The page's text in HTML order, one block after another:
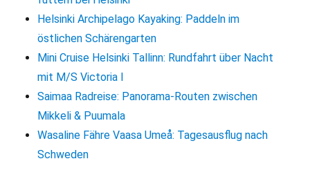
Helsinki Archipelago Kayaking: Paddeln im
östlichen Schärengarten
Mini Cruise Helsinki Tallinn: Rundfahrt über Nacht
mit M/S Victoria I
Saimaa Radreise: Panorama-Routen zwischen
Mikkeli & Puumala
Wasaline Fähre Vaasa Umeå: Tagesausflug nach
Schweden